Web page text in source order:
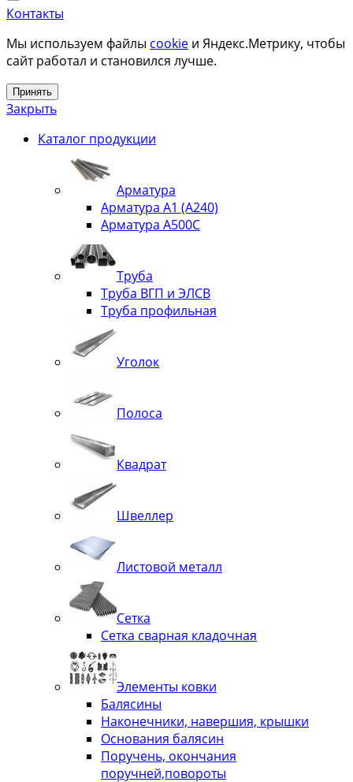
Контакты
Мы используем файлы cookie и Яндекс.Метрику, чтобы
сайт работал и становился лучше.
Принять
Закрыть
Каталог продукции
Арматура
Арматура А1 (А240)
Арматура А500С
Труба
Труба ВГП и ЭЛСВ
Труба профильная
Уголок
Полоса
Квадрат
Швеллер
Листовой металл
Сетка
Сетка сварная кладочная
Элементы ковки
Балясины
Наконечники, навершия, крышки
Основания балясин
Поручень, окончания
поручней,повороты